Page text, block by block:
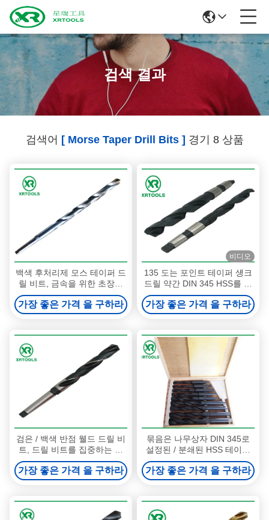
검색 결과
검색어 [ Morse Taper Drill Bits ] 경기 8 상품
백색 후처리제 모스 테이퍼 드
릴 비트, 금속을 위한 초장축
끝이 좁아진 드릴 비트
가장 좋은 가격 을 구하라
비디오
135 도는 포인트 테이퍼 섕크
드릴 약간 DIN 345 HSS를 분
리합니다 - M2 모르스 재료
가장 좋은 가격 을 구하라
검은 / 백색 반점 웰드 드릴 비
트, 드릴 비트를 집중하는 고
속강 본인
가장 좋은 가격 을 구하라
묶음은 나무상자 DIN 345로
설정된 / 분쇄된 HSS 테이퍼
생크 드릴 비트를 만들었습니
다
가장 좋은 가격 을 구하라